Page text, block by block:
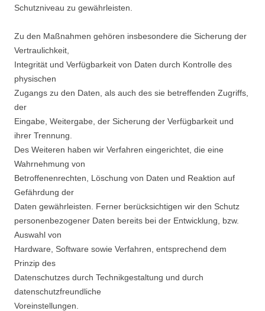
Schutzniveau zu gewährleisten.
Zu den Maßnahmen gehören insbesondere die Sicherung der
Vertraulichkeit,
Integrität und Verfügbarkeit von Daten durch Kontrolle des
physischen
Zugangs zu den Daten, als auch des sie betreffenden Zugriffs,
der
Eingabe, Weitergabe, der Sicherung der Verfügbarkeit und
ihrer Trennung.
Des Weiteren haben wir Verfahren eingerichtet, die eine
Wahrnehmung von
Betroffenenrechten, Löschung von Daten und Reaktion auf
Gefährdung der
Daten gewährleisten. Ferner berücksichtigen wir den Schutz
personenbezogener Daten bereits bei der Entwicklung, bzw.
Auswahl von
Hardware, Software sowie Verfahren, entsprechend dem
Prinzip des
Datenschutzes durch Technikgestaltung und durch
datenschutzfreundliche
Voreinstellungen.